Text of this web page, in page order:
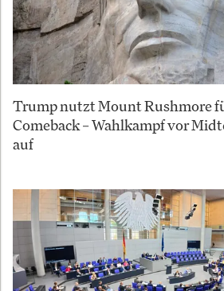
Trump nutzt Mount Rushmore
Comeback – Wahlkampf vor
auf